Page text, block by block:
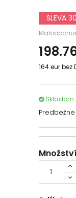
SLEVA
164 eur bez
Skladom
Predbežne
Množství